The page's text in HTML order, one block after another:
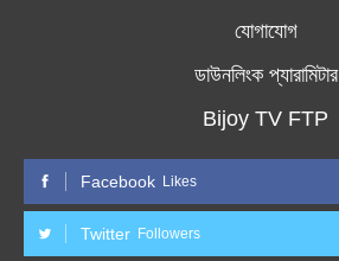
যোগাযোগ
ডাউনলিংক প্যারামিটার
Bijoy TV FTP
Facebook Likes
Twitter Followers